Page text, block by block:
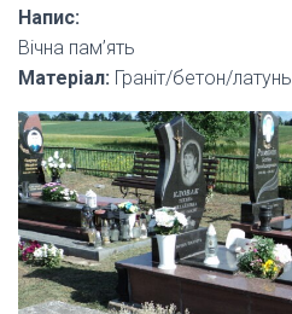
Напис:
Вічна пам’ять
Матеріал: Граніт/бетон/латунь